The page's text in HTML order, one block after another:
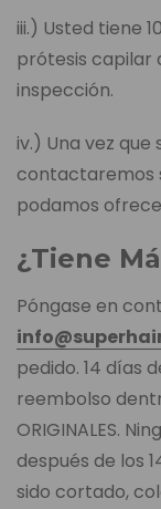
iii.) Usted tiene
prótesis capilar
inspección.
iv.) Una vez
contactaremos
podamos
¿Tiene
Póngase en
pedido. 14 días
reembolso
ORIGINALES.
después de los
sido cortado,